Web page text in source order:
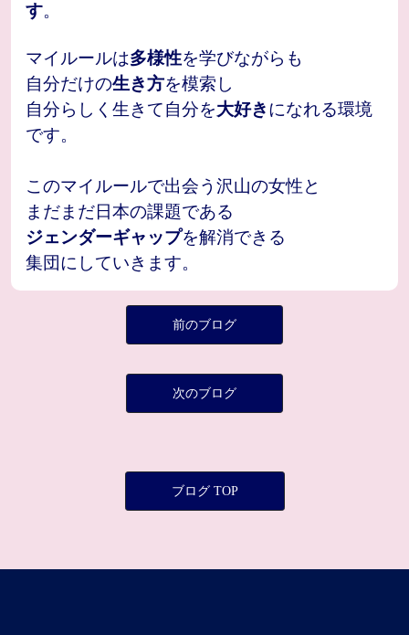
す。
マイルールは多様性を学びながらも
自分だけの生き方を模索し
自分らしく生きて自分を大好きになれる環境
です。
このマイルールで出会う沢山の女性と
まだまだ日本の課題である
ジェンダーギャップを解消できる
集団にしていきます。
前のブログ
次のブログ
ブログ TOP